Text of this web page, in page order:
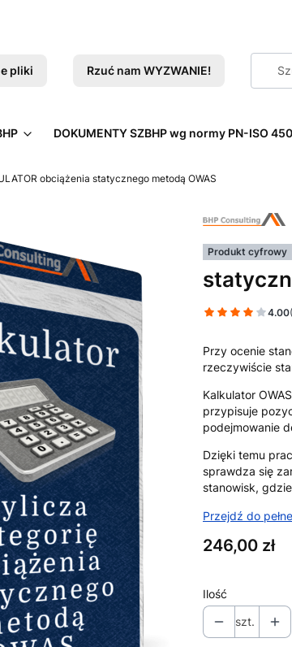
pliki Rzuć nam WYZWANIE!
DOKUMENTY SZBHP wg normy PN-ISO
obciążenia statycznego metodą OWAS
Produkt cyfrowy
4.00
Przy ocenie
rzeczywiście
Kalkulator
przypisuje
podejmowanie
Dzięki temu
sprawdza się
stanowisk,
Przejdź do
Cena
246,00 zł
Ilość
szt.